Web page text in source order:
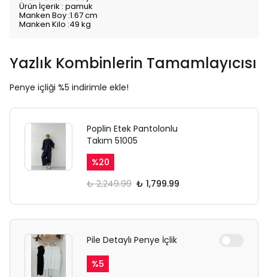
Ürün İçerik : pamuk
Manken Boy :1.67 cm
Manken Kilo :49 kg
Yazlık Kombinlerin Tamamlayıcısı
Penye içliği %5 indirimle ekle!
Poplin Etek Pantolonlu
Takım 51005
%20
₺ 2,249.99 ₺ 1,799.99
Pile Detaylı Penye İçlik
%5